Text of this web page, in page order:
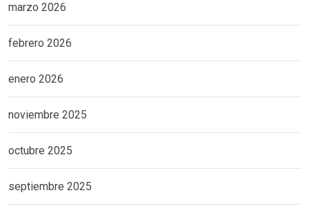
marzo 2026
febrero 2026
enero 2026
noviembre 2025
octubre 2025
septiembre 2025